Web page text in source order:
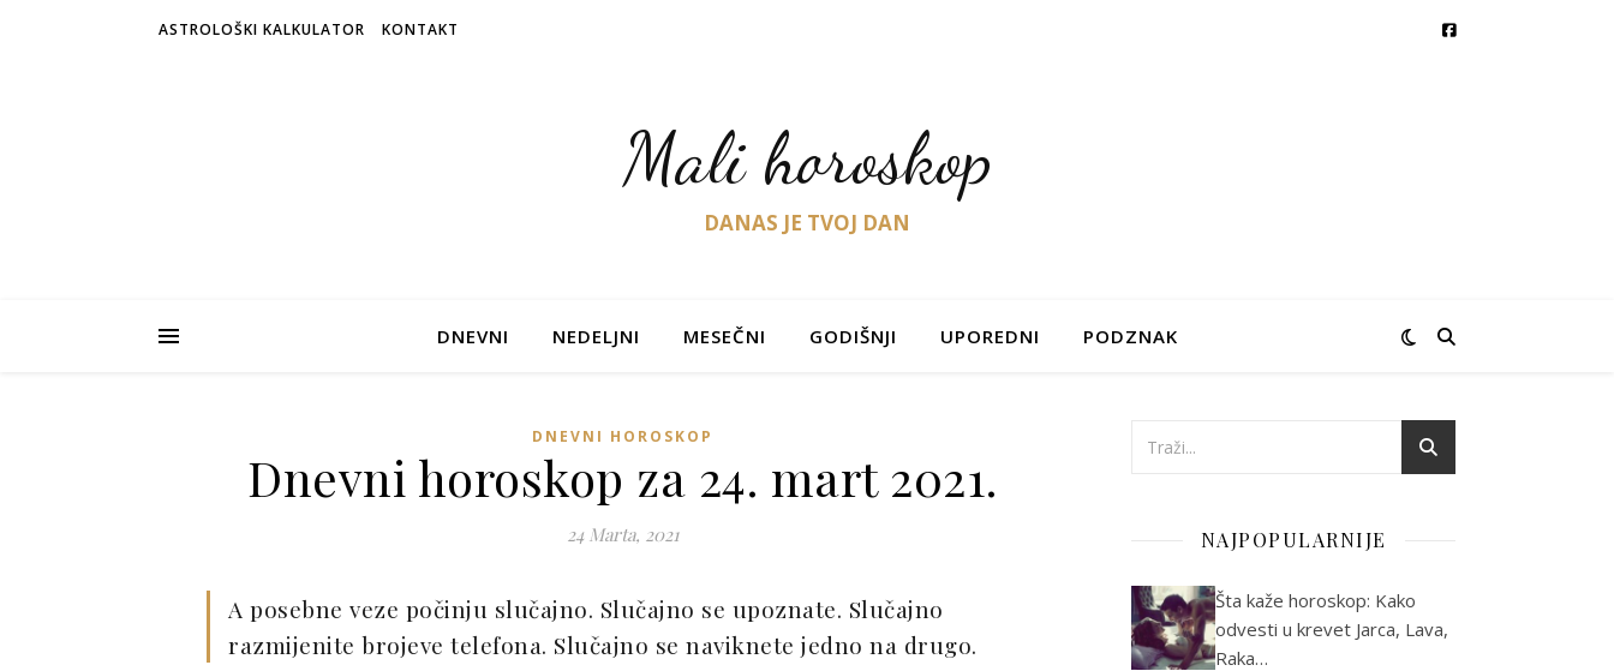
ASTROLOŠKI KALKULATOR KONTAKT
Mali horoskop
DANAS JE TVOJ DAN
DNEVNI NEDELJNI MESEČNI GODIŠNJI UPOREDNI PODZNAK
DNEVNI HOROSKOP
Dnevni horoskop za 24. mart 2021.
24 Marta, 2021
A posebne veze počinju slučajno. Slučajno se upoznate. Slučajno
razmijenite brojeve telefona. Slučajno se naviknete jedno na drugo.
NAJPOPULARNIJE
Šta kaže horoskop: Kako
odvesti u krevet Jarca, Lava,
Raka…